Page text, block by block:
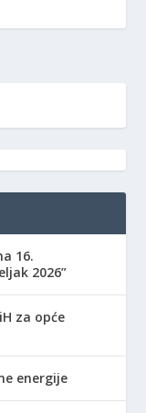
16.
2026”
za opće
energije